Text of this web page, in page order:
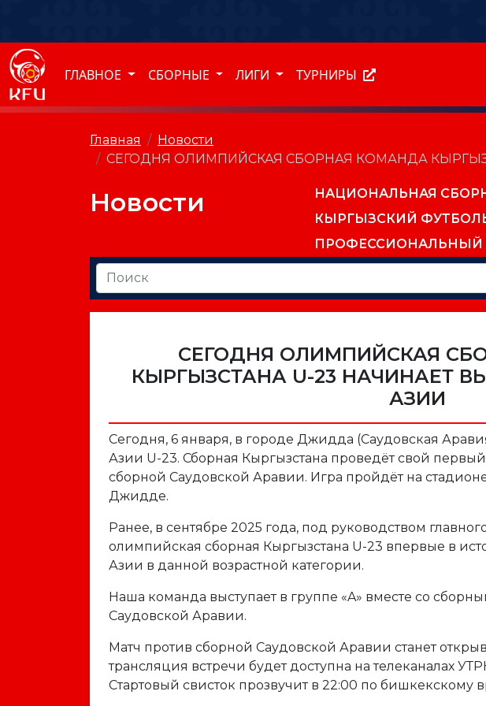
ГЛАВНОЕ СБОРНЫЕ ЛИГИ ТУРНИРЫ
Главная
Новости
СЕГОДНЯ ОЛИМПИЙСКАЯ СБОРНАЯ КОМАНДА
Новости НАЦИОНАЛЬНАЯ
КЫРГЫЗСКИЙ
ПРОФЕССИОНАЛЬНЫЙ
СЕГОДНЯ ОЛИМПИЙСКАЯ
КЫРГЫЗСТАНА U-23 НАЧИНАЕТ
АЗИИ
Сегодня, 6 января, в городе Джидда (Саудовская
Азии U-23. Сборная Кыргызстана проведёт свой
сборной Саудовской Аравии. Игра пройдёт на
Джидде.
Ранее, в сентябре 2025 года, под руководством
олимпийская сборная Кыргызстана U-23 впервые в
Азии в данной возрастной категории.
Наша команда выступает в группе «A» вместе со
Саудовской Аравии.
Матч против сборной Саудовской Аравии станет
трансляция встречи будет доступна на телеканалах
Стартовый свисток прозвучит в 22:00 по бишкекскому